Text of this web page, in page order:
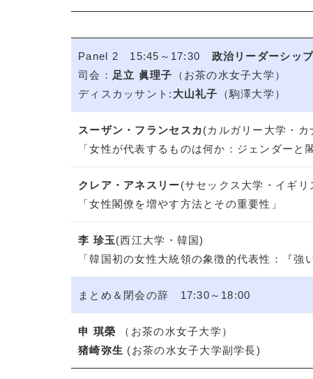
Panel 2 15:45～17:30 政治リーダーシッ
司会： 足立 眞理子 （お茶の水女子大学）
ディスカッサント: 大山礼子 （駒澤大学）
スーザン・フランセスカ(カルガリー大学・カ
「女性が代表するものは何か：ジェンダーと
クレア・アネスリー(サセックス大学・イギリ
「女性閣僚を増やす方法とその重要性」
李 珍玉(西江大学・韓国)
「韓国初の女性大統領の象徴的代表性：『強
まとめ＆閉会の辞 17:30～18:00
申 琪榮 （お茶の水女子大学）
猪崎弥生 (お茶の水女子大学副学長)